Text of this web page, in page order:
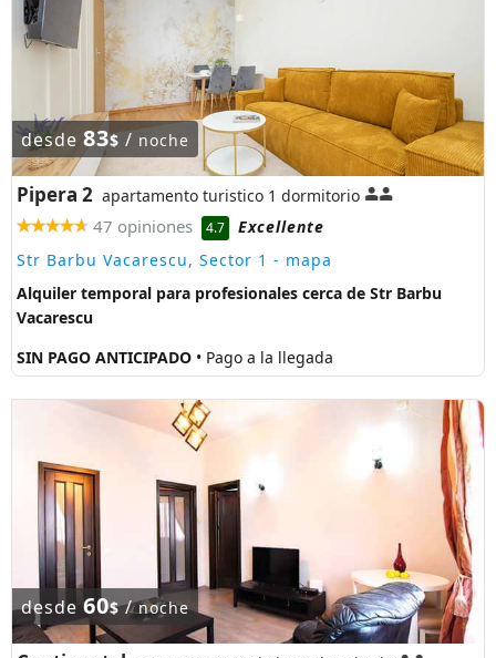
desde 83$/ noche
Pipera 2 apartamento turistico 1 dormitorio
47 opiniones 4.7
Excellente
Str Barbu Vacarescu, Sector 1 - mapa
Alquiler temporal para profesionales cerca de Str Barbu
Vacarescu
SIN PAGO ANTICIPADO • Pago a la llegada
desde60$/noche